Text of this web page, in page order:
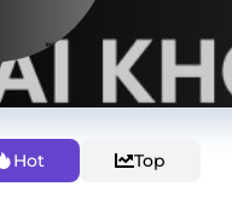
Hot Top